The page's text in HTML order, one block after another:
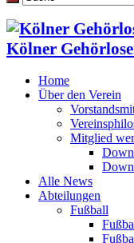
Kölner
Home
Über den Verein
Mitglied
Alle News
Abteilungen
Fußball